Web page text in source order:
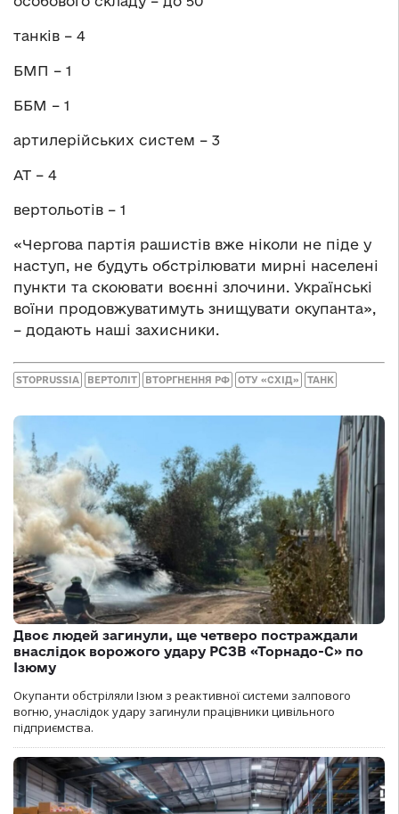
танків – 4
БМП – 1
ББМ – 1
артилерійських систем – 3
АТ – 4
вертольотів – 1
«Чергова партія рашистів вже ніколи не піде у
наступ, не будуть обстрілювати мирні населені
пункти та скоювати воєнні злочини. Українські
воїни продовжуватимуть знищувати окупанта»,
– додають наші захисники.
STOPRUSSIA ВЕРТОЛІТ ВТОРГНЕННЯ РФ ОТУ «СХІД» ТАНК
Двоє людей загинули, ще четверо постраждали
внаслідок ворожого удару РСЗВ «Торнадо-С» по
Ізюму
Окупанти обстріляли Ізюм з реактивної системи залпового
вогню, унаслідок удару загинули працівники цивільного
підприємства.